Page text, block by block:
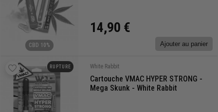
CBD 10%
14,90 €
Ajouter au panier
RUPTURE White Rabbit
Cartouche VMAC HYPER STRONG -
Mega Skunk - White Rabbit